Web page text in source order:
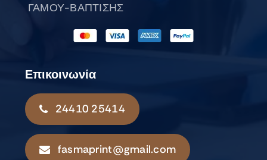
ΓΑΜΟΥ-ΒΑΠΤΙΣΗΣ
Επικοινωνία
24410 25414
fasmaprint@gmail.com